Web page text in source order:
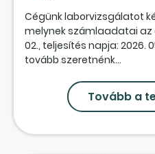
Cégünk laborvizsgálatot
melynek számlaadatai az
02., teljesítés napja: 2026.
tovább szeretnénk...
Tovább a